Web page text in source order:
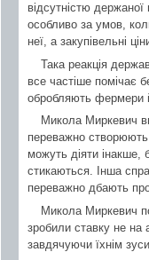
відсутністю
особливо за умов,
неї, а закупівельні
Така реакція
все частіше помічає
обробляють фермери
Микола Миркевич
переважно створюють
можуть діяти інакше,
стикаються. Інша
переважно дбають
Микола Миркевич
зробили ставку не на
завдячуючи їхнім